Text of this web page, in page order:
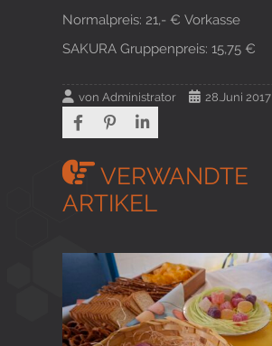
Normalpreis: 21,- € Vorkasse
SAKURA Gruppenpreis: 15,75 €
von Administrator 28.Juni 2017
VERWANDTE
ARTIKEL